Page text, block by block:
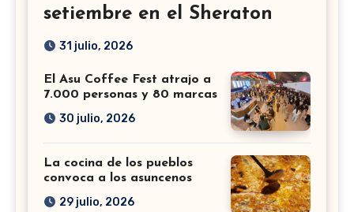
setiembre en el Sheraton
31 julio, 2026
El Asu Coffee Fest atrajo a
7.000 personas y 80 marcas
30 julio, 2026
La cocina de los pueblos
convoca a los asuncenos
29 julio, 2026